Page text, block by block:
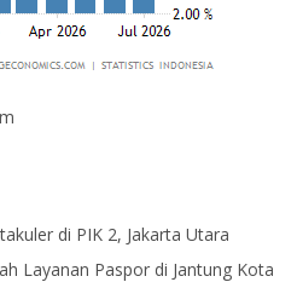
di PIK 2, Jakarta Utara
Layanan Paspor di Jantung Kota